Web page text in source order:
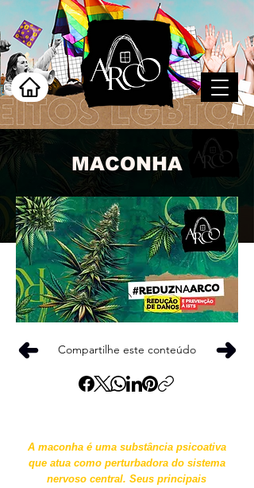
MACONHA
Compartilhe este conteúdo
A maconha é uma substância psicoativa
que atua como perturbadora do sistema
nervoso central. Seus principais